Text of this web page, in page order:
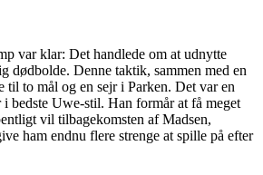
var klar: Det handlede om at udnytte
dødbolde. Denne taktik, sammen med en
til to mål og en sejr i Parken. Det var en
bedste Uwe-stil. Han formår at få meget
vil tilbagekomsten af Madsen,
ham endnu flere strenge at spille på efter